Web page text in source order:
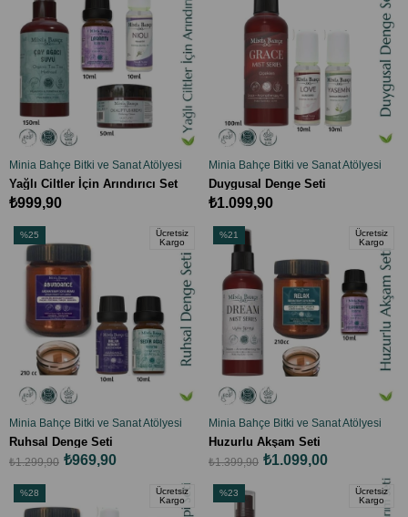
SEPETE EKLE
Minia Bahçe Bitki ve Sanat Atölyesi
Yağlı Ciltler İçin Arındırıcı Set
₺999,90
SEPETE EKLE
Minia Bahçe Bitki ve Sanat Atölyesi
Duygusal Denge Seti
₺1.099,90
SEPETE EKLE
%25
İndirim
%25İndirim
Ücretsiz
Kargo
Minia Bahçe Bitki ve Sanat Atölyesi
Ruhsal Denge Seti
₺969,90
₺1.299,90
SEPETE EKLE
%21
İndirim
%21İndirim
Ücretsiz
Kargo
Minia Bahçe Bitki ve Sanat Atölyesi
Huzurlu Akşam Seti
₺1.099,00
₺1.399,90
%28
İndirim
Ücretsiz
Kargo
%23
İndirim
Ücretsiz
Kargo